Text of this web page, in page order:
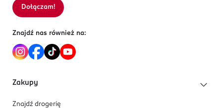
PL-Polska
5 903794 191983
Sortowanie wg
Dołączam!
Znajdź nas również na:
Zakupy
Znajdź drogerię